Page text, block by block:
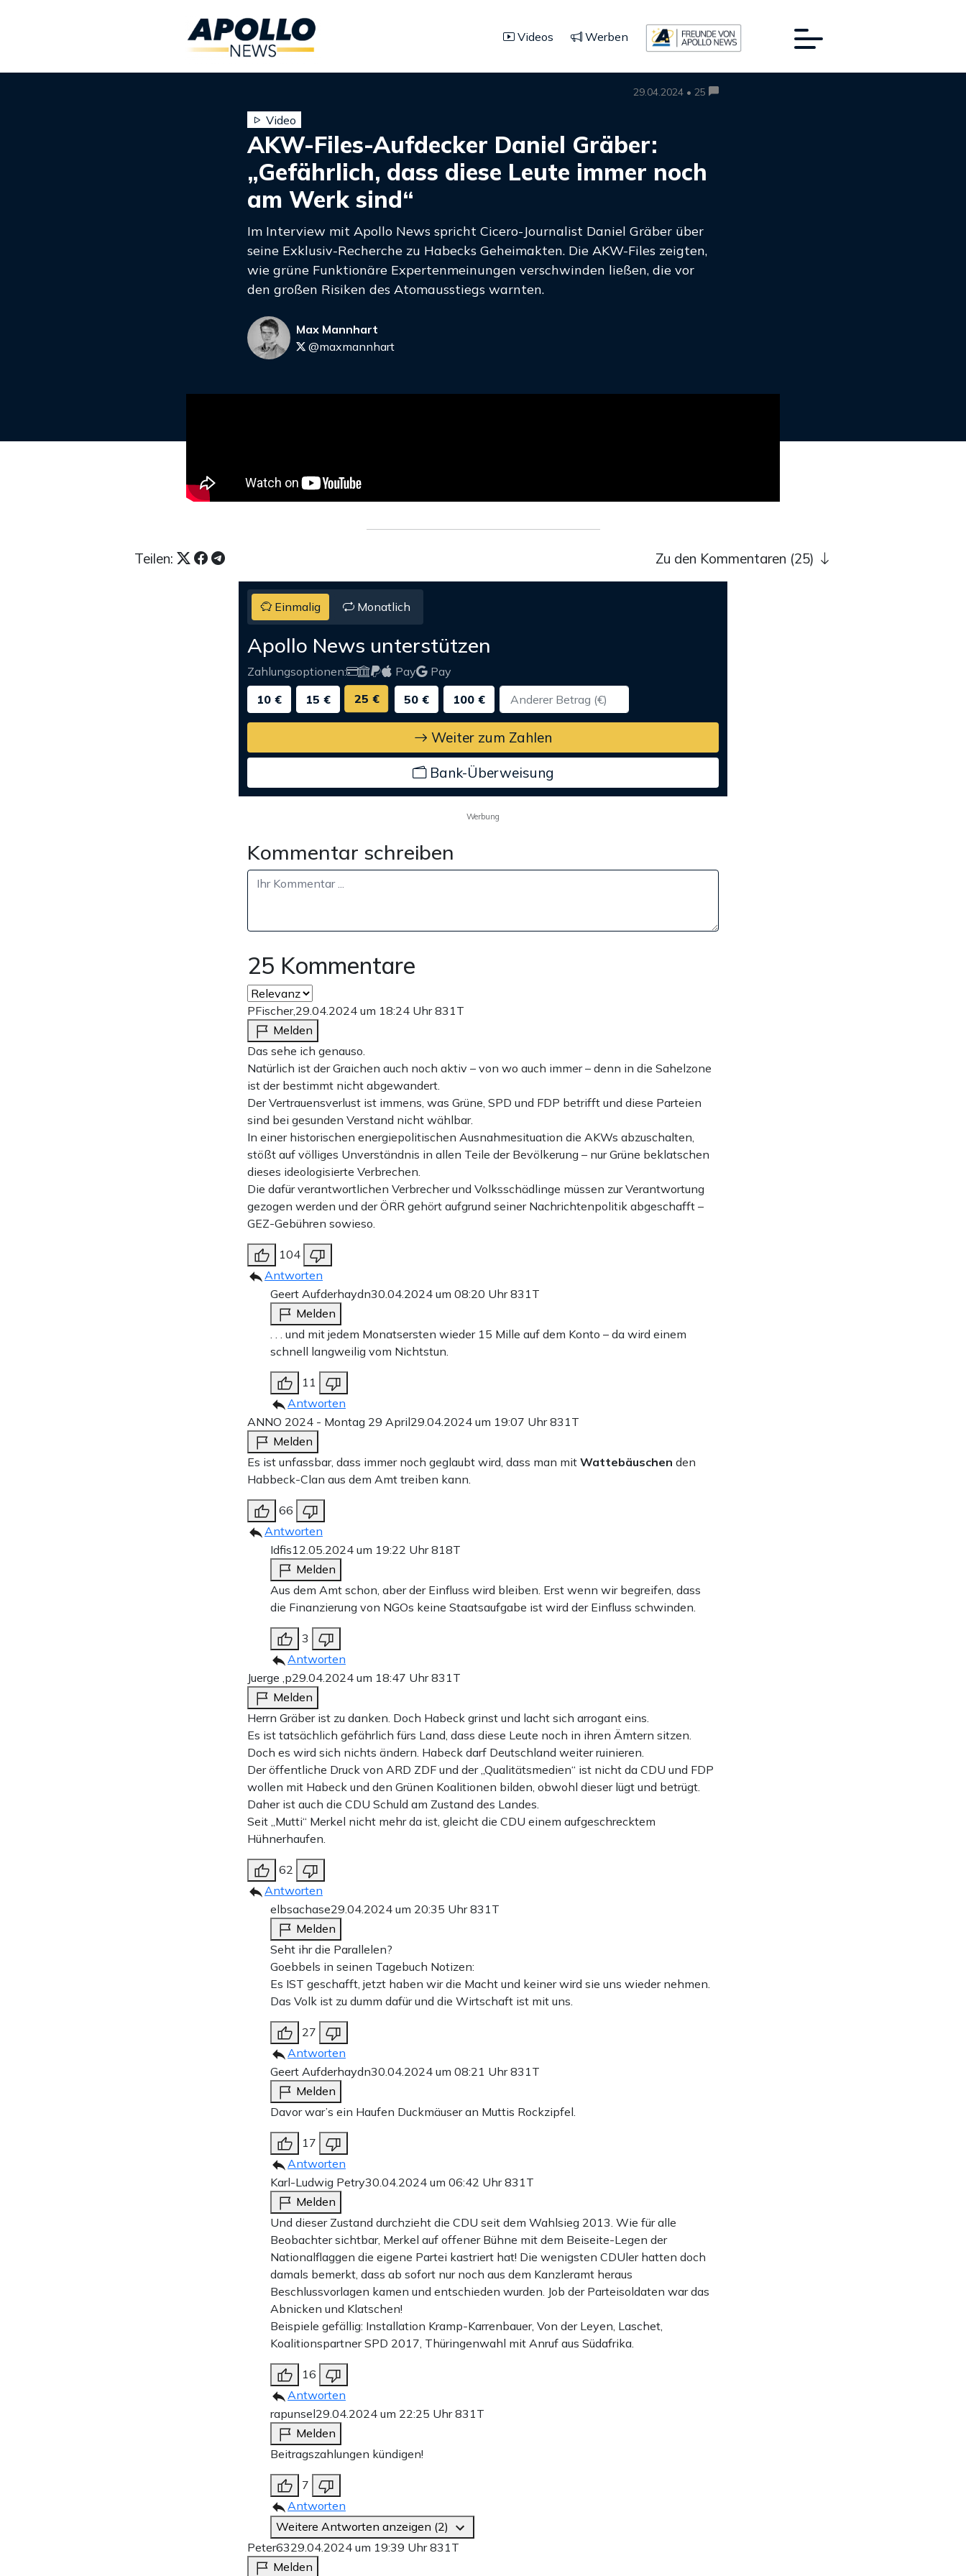
Videos Werben
29.04.2024 • 25
Video
AKW-Files-Aufdecker Daniel Gräber:
„Gefährlich, dass diese Leute immer noch
am Werk sind“
Im Interview mit Apollo News spricht Cicero-Journalist Daniel Gräber über
seine Exklusiv-Recherche zu Habecks Geheimakten. Die AKW-Files zeigten,
wie grüne Funktionäre Expertenmeinungen verschwinden ließen, die vor
den großen Risiken des Atomausstiegs warnten.
Max Mannhart
@maxmannhart
Teilen: Zu den Kommentaren (25)
Einmalig Monatlich
Apollo News unterstützen
Zahlungsoptionen: Pay
Pay
10 €
15 € 25 € 50 € 100 €
Weiter zum Zahlen
Bank-Überweisung
Werbung
Kommentar schreiben
25 Kommentare
PFischer,29.04.2024 um 18:24 Uhr831T
Melden
Das sehe ich genauso.
Natürlich ist der Graichen auch noch aktiv – von wo auch immer – denn in die Sahelzone
ist der bestimmt nicht abgewandert.
Der Vertrauensverlust ist immens, was Grüne, SPD und FDP betrifft und diese Parteien
sind bei gesunden Verstand nicht wählbar.
In einer historischen energiepolitischen Ausnahmesituation die AKWs abzuschalten,
stößt auf völliges Unverständnis in allen Teile der Bevölkerung – nur Grüne beklatschen
dieses ideologisierte Verbrechen.
Die dafür verantwortlichen Verbrecher und Volksschädlinge müssen zur Verantwortung
gezogen werden und der ÖRR gehört aufgrund seiner Nachrichtenpolitik abgeschafft –
GEZ-Gebühren sowieso.
104
Antworten
Geert Aufderhaydn30.04.2024 um 08:20 Uhr831T
Melden
. . . und mit jedem Monatsersten wieder 15 Mille auf dem Konto – da wird einem
schnell langweilig vom Nichtstun.
11
Antworten
ANNO 2024 - Montag 29 April29.04.2024 um 19:07 Uhr831T
Melden
Es ist unfassbar, dass immer noch geglaubt wird, dass man mit Wattebäuschen den
Habbeck-Clan aus dem Amt treiben kann.
66
Antworten
Idfis12.05.2024 um 19:22 Uhr818T
Melden
Aus dem Amt schon, aber der Einfluss wird bleiben. Erst wenn wir begreifen, dass
die Finanzierung von NGOs keine Staatsaufgabe ist wird der Einfluss schwinden.
3
Antworten
Juerge ,p29.04.2024 um 18:47 Uhr831T
Melden
Herrn Gräber ist zu danken. Doch Habeck grinst und lacht sich arrogant eins.
Es ist tatsächlich gefährlich fürs Land, dass diese Leute noch in ihren Ämtern sitzen.
Doch es wird sich nichts ändern. Habeck darf Deutschland weiter ruinieren.
Der öffentliche Druck von ARD ZDF und der „Qualitätsmedien“ ist nicht da CDU und FDP
wollen mit Habeck und den Grünen Koalitionen bilden, obwohl dieser lügt und betrügt.
Daher ist auch die CDU Schuld am Zustand des Landes.
Seit „Mutti“ Merkel nicht mehr da ist, gleicht die CDU einem aufgeschrecktem
Hühnerhaufen.
62
Antworten
elbsachase29.04.2024 um 20:35 Uhr831T
Melden
Seht ihr die Parallelen?
Goebbels in seinen Tagebuch Notizen:
Es IST geschafft, jetzt haben wir die Macht und keiner wird sie uns wieder nehmen.
Das Volk ist zu dumm dafür und die Wirtschaft ist mit uns.
27
Antworten
Geert Aufderhaydn30.04.2024 um 08:21 Uhr831T
Melden
Davor war’s ein Haufen Duckmäuser an Muttis Rockzipfel.
17
Antworten
Karl-Ludwig Petry30.04.2024 um 06:42 Uhr831T
Melden
Und dieser Zustand durchzieht die CDU seit dem Wahlsieg 2013. Wie für alle
Beobachter sichtbar, Merkel auf offener Bühne mit dem Beiseite-Legen der
Nationalflaggen die eigene Partei kastriert hat! Die wenigsten CDUler hatten doch
damals bemerkt, dass ab sofort nur noch aus dem Kanzleramt heraus
Beschlussvorlagen kamen und entschieden wurden. Job der Parteisoldaten war das
Abnicken und Klatschen!
Beispiele gefällig: Installation Kramp-Karrenbauer, Von der Leyen, Laschet,
Koalitionspartner SPD 2017, Thüringenwahl mit Anruf aus Südafrika.
16
Antworten
rapunsel29.04.2024 um 22:25 Uhr831T
Melden
Beitragszahlungen kündigen!
7
Antworten
Weitere Antworten anzeigen (2)
Peter6329.04.2024 um 19:39 Uhr831T
Melden